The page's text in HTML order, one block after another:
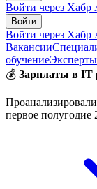
Войти через Хабр
Войти
Войти через Хабр
Вакансии
обучениеЭксперты
💰 Зарплаты в IT
Проанализировали
первое полугодие